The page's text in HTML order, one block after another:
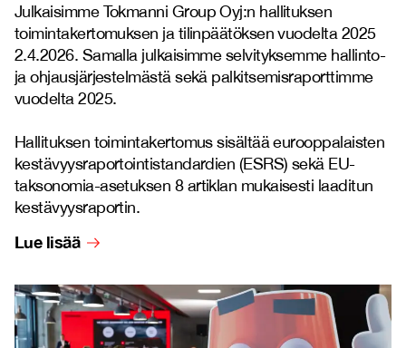
Julkaisimme Tokmanni Group Oyj:n hallituksen
toimintakertomuksen ja tilinpäätöksen vuodelta 2025
2.4.2026. Samalla julkaisimme selvityksemme hallinto-
ja ohjausjärjestelmästä sekä palkitsemisraporttimme
vuodelta 2025.
Hallituksen toimintakertomus sisältää eurooppalaisten
kestävyysraportointistandardien (ESRS) sekä EU-
taksonomia-asetuksen 8 artiklan mukaisesti laaditun
kestävyysraportin.
Lue lisää